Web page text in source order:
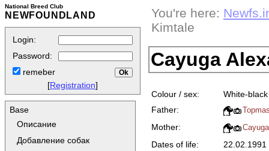
National Breed Club
NEWFOUNDLAND
Login:
Password:
remeber
[Registration]
Base
Описание
Добавление собак
You're here:
Kimtale
Cayuga
Colour / sex:
White-
Father:
Mother:
Dates of life: